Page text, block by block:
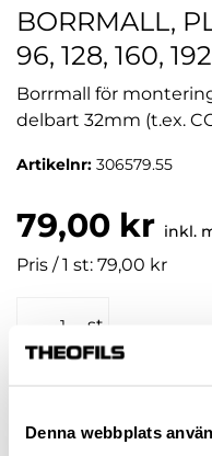
Denna webbplats
BORRMALL,
96, 128, 160,
Borrmall för
delbart 32mm (t.ex.
Artikelnr: 306579.55
79,00 kr inkl.
Pris / 1 st: 79,00 kr
st